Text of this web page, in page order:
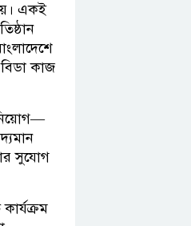
একই
কাজ
সুযোগ